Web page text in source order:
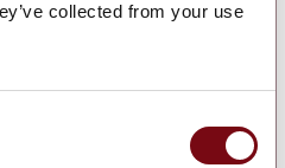
collected from your use